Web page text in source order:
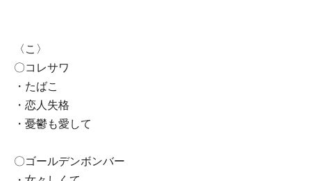
〈こ〉
〇コレサワ
・たばこ
・恋人失格
・憂鬱も愛して
〇ゴールデンボンバー